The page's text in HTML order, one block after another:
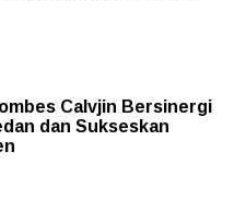
Calvjin Bersinergi
dan Sukseskan